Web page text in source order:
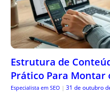
Estrutura de
Prático Para Montar
Especialista em SEO | 31 de outubro